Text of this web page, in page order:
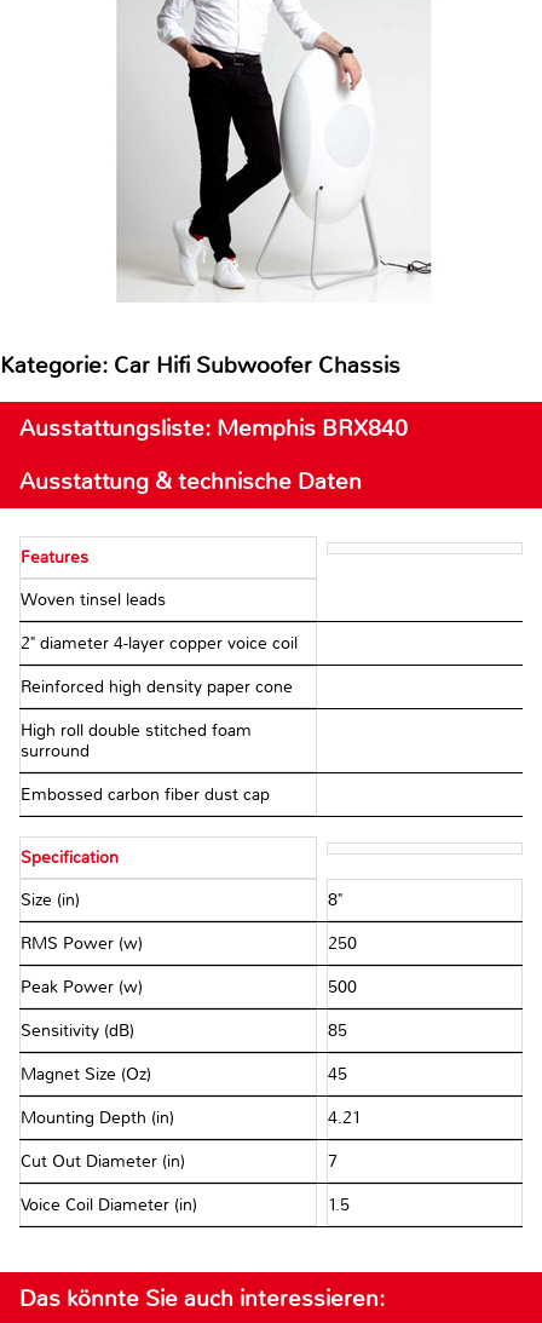
Kategorie: Car Hifi Subwoofer Chassis
Ausstattungsliste: Memphis BRX840
Ausstattung & technische Daten
Features
Woven tinsel leads
2" diameter 4-layer copper voice coil
Reinforced high density paper cone
High roll double stitched foam
surround
Embossed carbon fiber dust cap
Specification
Size (in) 8"
RMS Power (w) 250
Peak Power (w) 500
Sensitivity (dB) 85
Magnet Size (Oz) 45
Mounting Depth (in) 4.21
Cut Out Diameter (in) 7
Voice Coil Diameter (in) 1.5
Das könnte Sie auch interessieren: